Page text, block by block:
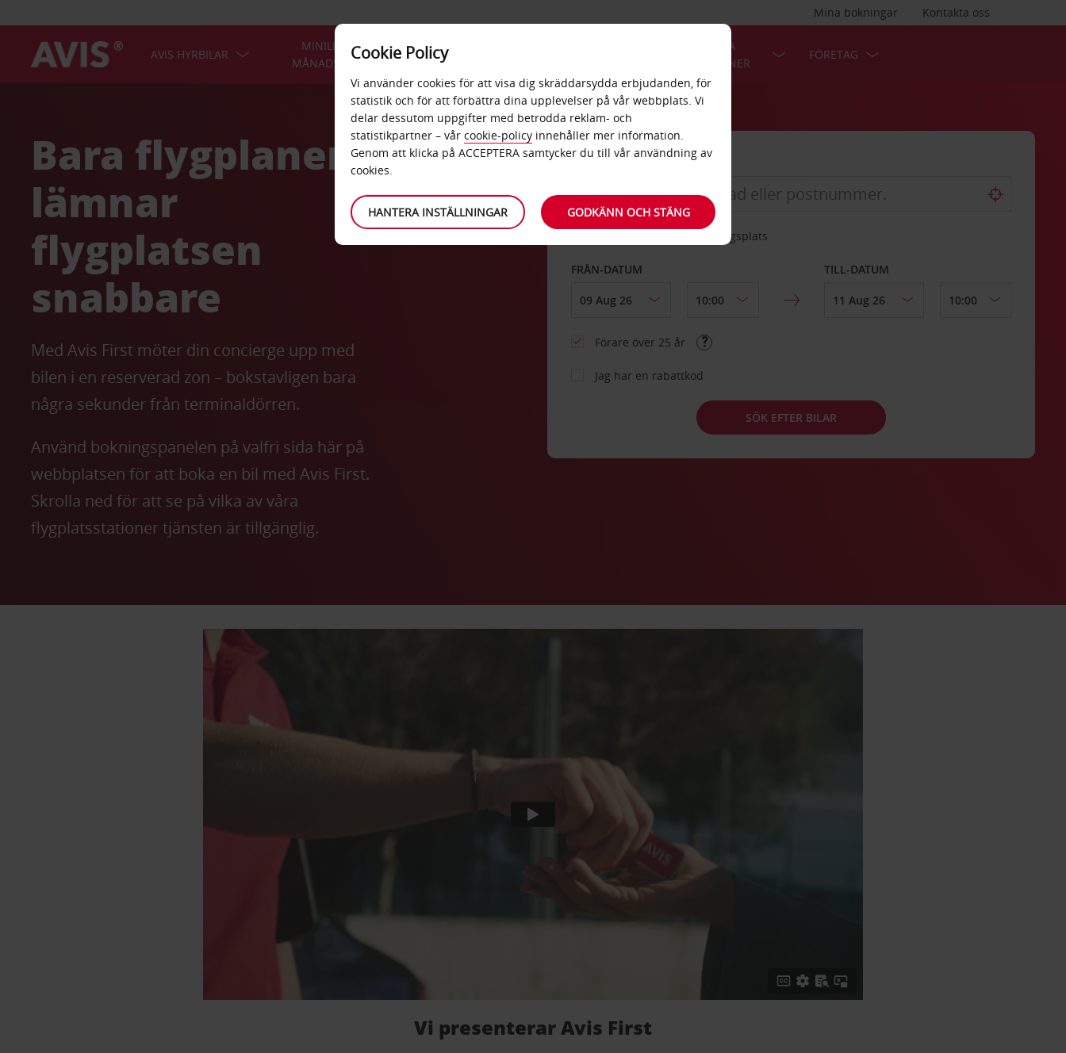
Kontakta oss
Mina bokningar
AVIS HYRBILAR
MINILEASE
MÅNADSHYRA
ERBJUDANDEN
POPULÄRA
DESTINATIONER
FÖRETAG
Bara flygplanen
lämnar
flygplatsen
snabbare
Med Avis First möter din concierge upp med
bilen i en reserverad zon – bokstavligen bara
några sekunder från terminaldörren.
Använd bokningspanelen på valfri sida här på
webbplatsen för att boka en bil med Avis First.
Skrolla ned för att se på vilka av våra
flygplatsstationer tjänsten är tillgänglig.
Välj en annan återlämningsplats
FRÅN-DATUM TILL-DATUM
Förare över 25 år
Jag har en rabattkod
SÖK EFTER BILAR
Vi presenterar Avis First
Cookie Policy
Vi använder cookies för att visa dig skräddarsydda erbjudanden, för
statistik och för att förbättra dina upplevelser på vår webbplats. Vi
delar dessutom uppgifter med betrodda reklam- och
statistikpartner – vår cookie-policy innehåller mer information.
Genom att klicka på ACCEPTERA samtycker du till vår användning av
cookies.
HANTERA INSTÄLLNINGAR GODKÄNN OCH STÄNG